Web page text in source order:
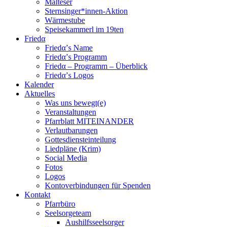
Malteser
Sternsinger*innen-Aktion
Wärmestube
Speisekammerl im 19ten
Friedα
Friedα’s Name
Friedα’s Programm
Friedα – Programm – Überblick
Friedα’s Logos
Kalender
Aktuelles
Was uns bewegt(e)
Veranstaltungen
Pfarrblatt MITEINANDER
Verlautbarungen
Gottesdiensteinteilung
Liedpläne (Krim)
Social Media
Fotos
Logos
Kontoverbindungen für Spenden
Kontakt
Pfarrbüro
Seelsorgeteam
Aushilfsseelsorger